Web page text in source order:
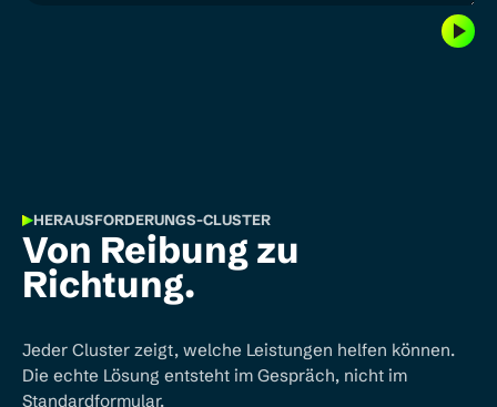
HERAUSFORDERUNGS-CLUSTER
Von Reibung zu
Richtung.
Jeder Cluster zeigt, welche Leistungen helfen können.
Die echte Lösung entsteht im Gespräch, nicht im
Standardformular.